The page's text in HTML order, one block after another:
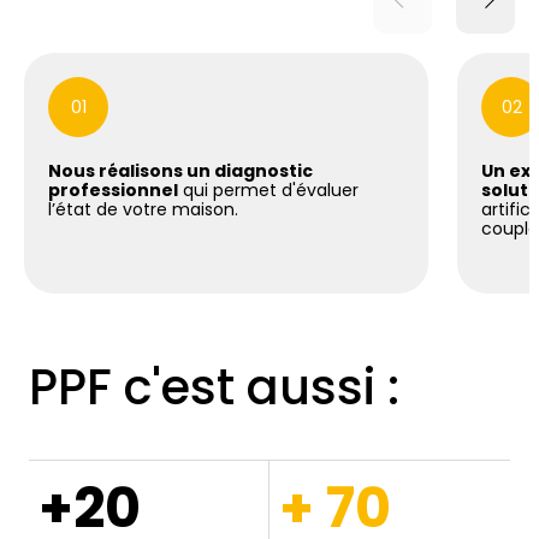
01
Nous réalisons un diagnostic
professionnel qui permet d'évaluer
l’état de votre maison.
02
Un
PPF c'est aussi :
+20 + 70